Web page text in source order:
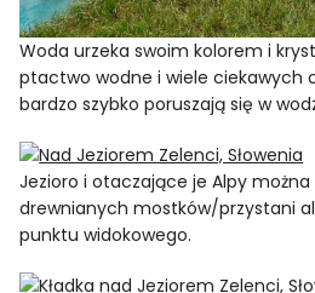
Woda urzeka swoim kolorem i
ptactwo wodne i wiele ciekawych
bardzo szybko poruszają się w
Jezioro i otaczające je Alpy można
drewnianych mostków/przystani
punktu widokowego.